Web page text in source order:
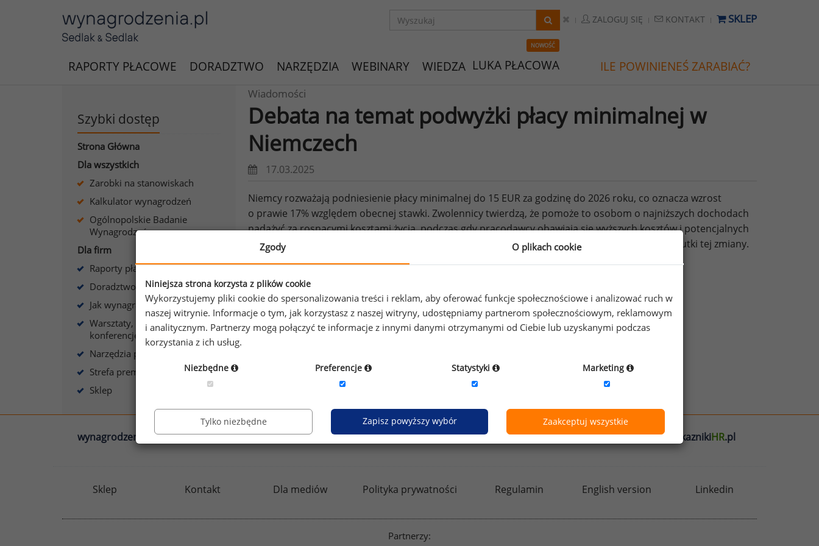
ZALOGUJ SIĘ KONTAKT SKLEP
RAPORTY PŁACOWE DORADZTWO NARZĘDZIA WEBINARY WIEDZA
NOWOŚĆ
LUKA PŁACOWA ILE POWINIENEŚ ZARABIAĆ?
Szybki dostęp
Strona Główna
Dla wszystkich
Zarobki na stanowiskach
Kalkulator wynagrodzeń
Ogólnopolskie Badanie
Wynagrodzeń
Dla firm
Raporty płacowe dla firm
Doradztwo płacowe
Jak wynagradzać?
Warsztaty, szkolenia,
konferencje
Narzędzia płacowe
Strefa premium
Sklep
Wiadomości
Debata na temat podwyżki płacy minimalnej w
Niemczech
17.03.2025
Niemcy rozważają podniesienie płacy minimalnej do 15 EUR za godzinę do 2026 roku, co oznacza wzrost
o prawie 17% względem obecnej stawki. Zwolennicy twierdzą, że pomoże to osobom o najniższych dochodach
nadążyć za rosnącymi kosztami życia, podczas gdy pracodawcy obawiają się wyższych kosztów i potencjalnych
zwolnień. Ostateczna decyzja zależy od komisji ds. płacy minimalnej, która będzie analizować skutki tej zmiany.
Zobacz więcej wiadomości Zobacz więcej ciekawostek
wynagrodzenia.pl sedlak.pl kfw.sedlak.pl rynekpracy.pl raportyplacowe.pl badaniaHR.pl wskaznikiHR.pl
Sklep Kontakt Dla mediów Polityka prywatności Regulamin English version Linkedin
Partnerzy:
Zgody O plikach cookie
Niniejsza strona korzysta z plików cookie
Wykorzystujemy pliki cookie do spersonalizowania treści i reklam, aby oferować funkcje społecznościowe i analizować ruch w
naszej witrynie. Informacje o tym, jak korzystasz z naszej witryny, udostępniamy partnerom społecznościowym, reklamowym
i analitycznym. Partnerzy mogą połączyć te informacje z innymi danymi otrzymanymi od Ciebie lub uzyskanymi podczas
korzystania z ich usług.
Niezbędne Preferencje Statystyki Marketing
Tylko niezbędne Zapisz powyższy wybór Zaakceptuj wszystkie